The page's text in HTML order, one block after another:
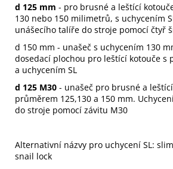
d 125 mm - pro brusné a leštící
130 nebo 150 milimetrů, s uchycením
unášecího talíře do stroje pomocí čtyř
d 150 mm - unašeč s uchycením 130
dosedací plochou pro leštící kotouče s
a uchycením SL
d 125 M30 - unašeč pro brusné a
průměrem 125,130 a 150 mm.
do stroje pomocí závitu M30
Alternativní názvy pro uchycení SL:
snail lock